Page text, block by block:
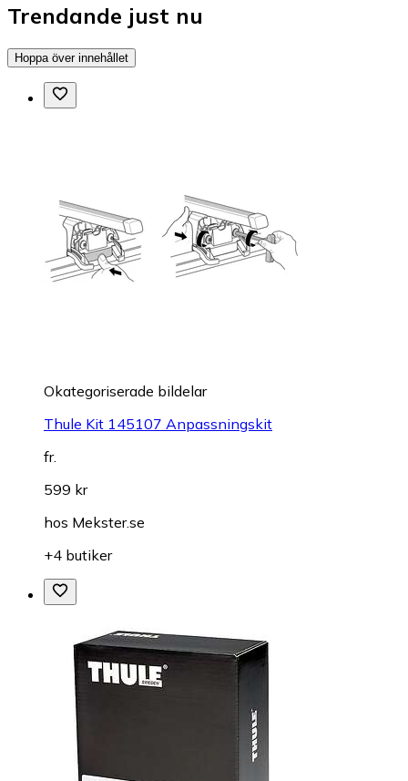
Trendande just nu
Hoppa över innehållet
Okategoriserade bildelar
Thule Kit 145107 Anpassningskit
fr.
599 kr
hos Mekster.se
+4 butiker